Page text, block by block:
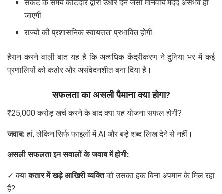
संकट के समय कोटेदार द्वारा उधार देने जैसी मानवीय मदद असंभव हो
जाएगी
राज्यों की प्रशासनिक स्वायत्तता प्रभावित होगी
हैरान करने वाली बात यह है कि अत्यधिक केंद्रीकरण ने दुनिया भर में कई
प्रणालियों को कठोर और असंवेदनशील बना दिया है।
सफलता का असली पैमाना क्या होगा?
₹25,000 करोड़ खर्च करने के बाद क्या यह योजना सफल होगी?
जवाब:हां, लेकिन सिर्फ फाइलों में AI और बड़े शब्द लिख देने से नहीं।
असली सफलता इन सवालों के जवाब में होगी:
✓ क्याकतार में खड़े आखिरी व्यक्तिको उसका हक बिना अपमान के मिल रहा
है?